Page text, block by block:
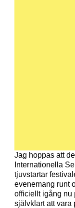
Jag hoppas att
Internationella
tjuvstartar
evenemang runt
officiellt igång nu
självklart att vara